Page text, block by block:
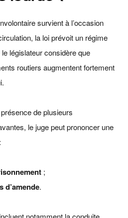
survient à l’occasion
la loi prévoit un régime
législateur considère que
routiers augmentent fortement
de plusieurs
le juge peut prononcer une
;
d’amende.